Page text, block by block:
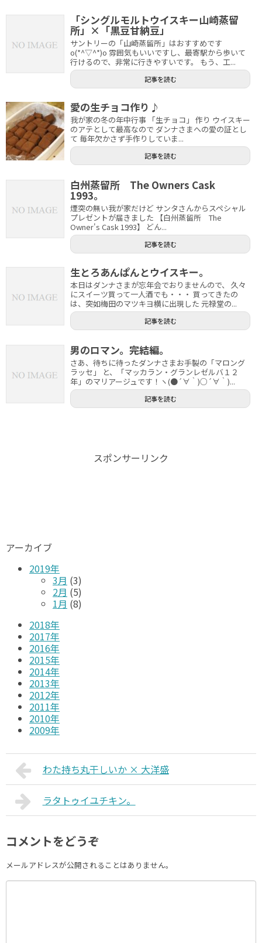
「シングルモルトウイスキー山崎蒸留
所」×「黒豆甘納豆」
サントリーの「山崎蒸留所」はおすすめです
o(*^▽^*)o 雰囲気もいいですし、最寄駅から歩いて
行けるので、非常に行きやすいです。 もう、工...
記事を読む
愛の生チョコ作り♪
我が家の冬の年中行事 「生チョコ」 作り ウイスキー
のアテとして最高なので ダンナさまへの愛の証とし
て 毎年欠かさず手作りしていま...
記事を読む
白州蒸留所 The Owners Cask
1993。
煙突の無い我が家だけど サンタさんからスペシャル
プレゼントが届きました 【白州蒸留所 The
Owner's Cask 1993】 どん...
記事を読む
生とろあんぱんとウイスキー。
本日はダンナさまが忘年会でおりませんので、 久々
にスイーツ買って一人酒でも・・・ 買ってきたの
は、突如梅田のマツキヨ横に出現した 元禄堂の...
記事を読む
男のロマン。完結編。
さあ、待ちに待ったダンナさまお手製の「マロング
ラッセ」 と、「マッカラン・グランレゼルバ１２
年」のマリアージュです！ヽ(●´∀｀)○´∀｀)...
記事を読む
スポンサーリンク
アーカイブ
2019年
3月 (3)
2月 (5)
1月 (8)
2018年
2017年
2016年
2015年
2014年
2013年
2012年
2011年
2010年
2009年
わた持ち丸干しいか × 大洋盛
ラタトゥイユチキン。
コメントをどうぞ
メールアドレスが公開されることはありません。